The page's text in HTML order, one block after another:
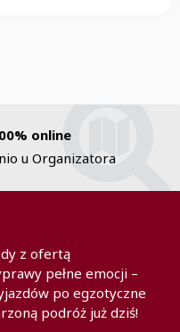
online
u Organizatora
z ofertą
pełne emocji –
po egzotyczne
podróż już dziś!